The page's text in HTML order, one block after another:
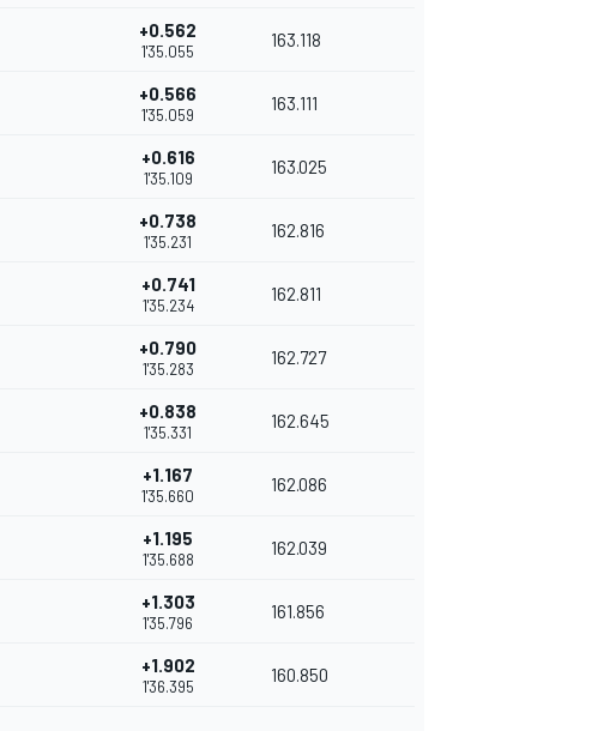
+0.562
1'35.055
163.118
+0.566
1'35.059
163.111
+0.616
1'35.109
163.025
+0.738
1'35.231
162.816
+0.741
1'35.234
162.811
+0.790
1'35.283
162.727
+0.838
1'35.331
162.645
+1.167
1'35.660
162.086
+1.195
1'35.688
162.039
+1.303
1'35.796
161.856
+1.902
1'36.395
160.850